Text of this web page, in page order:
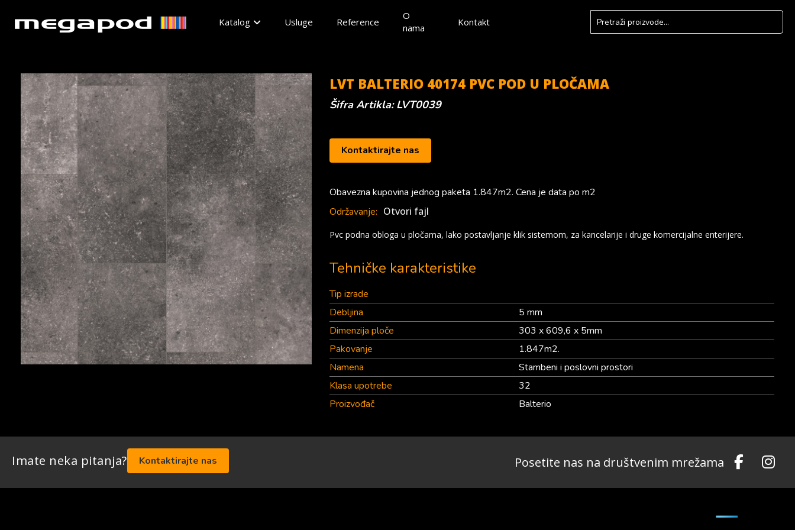
Katalog Usluge Reference
O
nama
Kontakt
LVT BALTERIO 40174 PVC POD U PLOČAMA
Šifra Artikla: LVT0039
Kontaktirajte nas
Obavezna kupovina jednog paketa 1.847m2. Cena je data po m2
Održavanje: Otvori fajl
Pvc podna obloga u pločama, lako postavljanje klik sistemom, za kancelarije i druge komercijalne enterijere.
Tehničke karakteristike
Tip izrade
Debljina
5 mm
Dimenzija ploče
303 x 609,6 x 5mm
Pakovanje
1.847m2.
Namena
Stambeni i poslovni prostori
Klasa upotrebe
32
Proizvođač
Balterio
Imate neka pitanja? Kontaktirajte nas Posetite nas na društvenim mrežama